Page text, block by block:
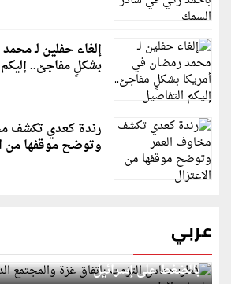
إلغاء حفلين لـ
بشكلٍ مفاجئ..
رندة كعدي تكشف
وتوضح موقفها من
عربي
قطر: حماس التزمت باتفاق غزة
بالضغط على إسرائيل